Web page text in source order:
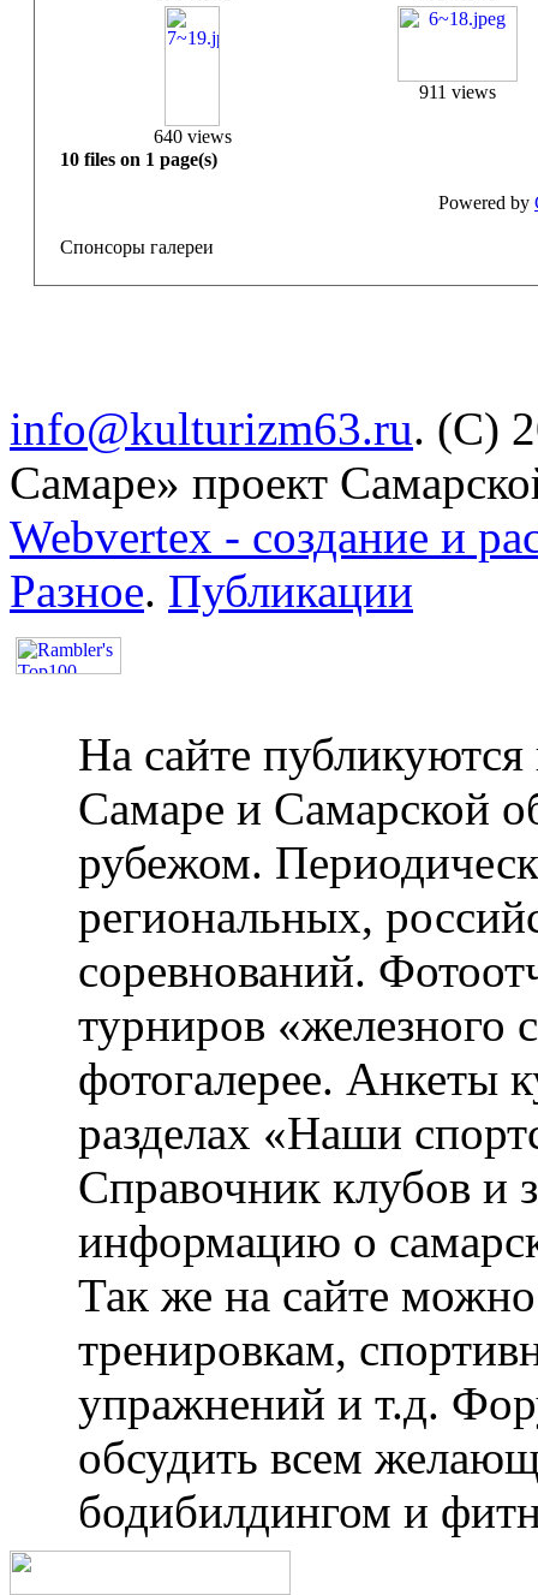
640 views
911 views
10 files on 1 page(s)
Powered by
Спонсоры галереи
info@kulturizm63.ru. (C)
Самаре» проект
Webvertex - создание и
Разное. Публикации
На сайте публикуются
Самаре и Самарской
рубежом.
региональных,
соревнований.
турниров «железного
фотогалерее. Анкеты
разделах «Наши
Справочник клубов и
информацию о
Так же на сайте
тренировкам,
упражнений и т.д.
обсудить всем
бодибилдингом и